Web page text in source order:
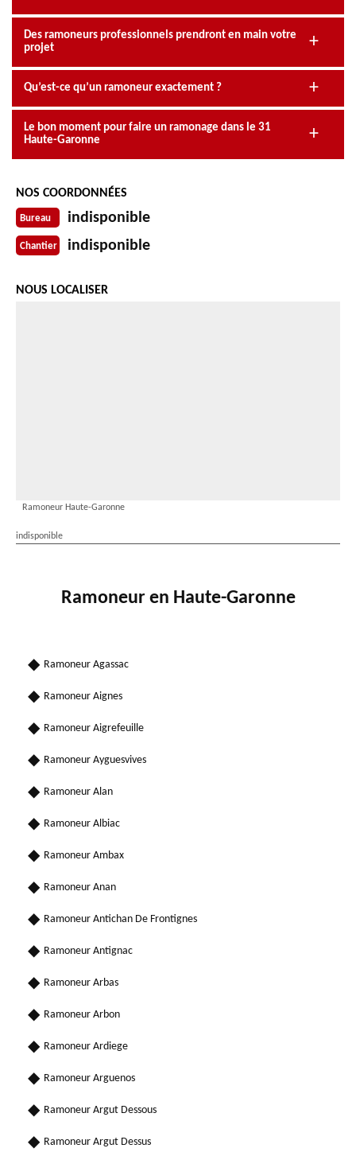
Des ramoneurs professionnels prendront en main votre
projet
Qu’est-ce qu’un ramoneur exactement ?
Le bon moment pour faire un ramonage dans le 31
Haute-Garonne
NOS COORDONNÉES
Bureau indisponible
Chantier indisponible
NOUS LOCALISER
Ramoneur Haute-Garonne
indisponible
Ramoneur en Haute-Garonne
Ramoneur Agassac
Ramoneur Aignes
Ramoneur Aigrefeuille
Ramoneur Ayguesvives
Ramoneur Alan
Ramoneur Albiac
Ramoneur Ambax
Ramoneur Anan
Ramoneur Antichan De Frontignes
Ramoneur Antignac
Ramoneur Arbas
Ramoneur Arbon
Ramoneur Ardiege
Ramoneur Arguenos
Ramoneur Argut Dessous
Ramoneur Argut Dessus